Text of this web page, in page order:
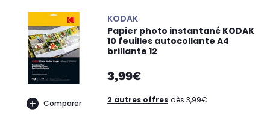
Comparer
KODAK
Papier photo instantané KODAK
10 feuilles autocollante A4
brillante 12
3,99€
2 autres offres dès 3,99€